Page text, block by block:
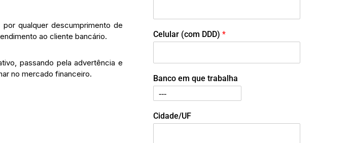
qualquer descumprimento de
ao cliente bancário.
passando pela advertência e
no mercado financeiro.
Celular (com DDD) *
Banco em que trabalha
Cidade/UF